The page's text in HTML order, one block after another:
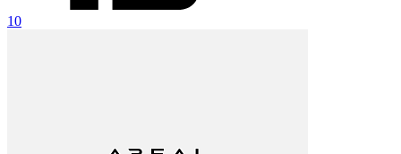
10